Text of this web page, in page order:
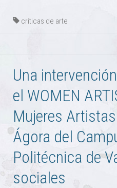
críticas de arte
Una
el WOMEN
Mujeres
Ágora del
Politécnica de
sociales